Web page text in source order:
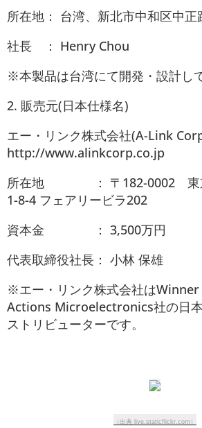
所在地： 台湾、新北市中和区中正
社長 ： Henry Chou
※本製品は台湾にて開発・設計し
2. 販売元(日本仕様名)
エー・リンク株式会社(A-Link
http://www.alinkcorp.co.jp
所在地 ： 〒182-0002 東京
1-8-4 フェアリービラ202
資本金 ： 3,500万円
代表取締役社長： 小林 保雄
※エー・リンク株式会社はWinner
Actions Microelectronics社の日
ストリビューターです。
（出典 live.staticflickr.com）